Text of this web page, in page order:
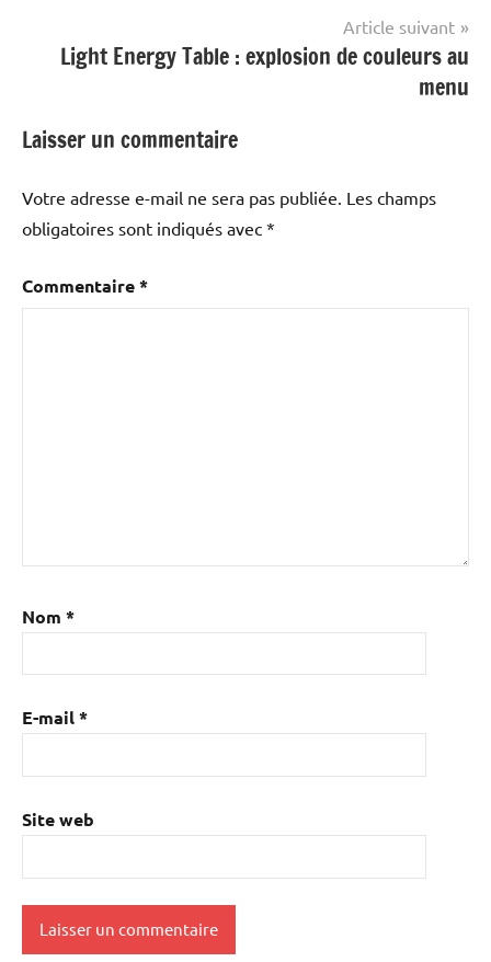
Article suivant
Light Energy Table : explosion de couleurs au
menu
Laisser un commentaire
Votre adresse e-mail ne sera pas publiée. Les champs
obligatoires sont indiqués avec *
Commentaire*
Nom *
E-mail*
Site web